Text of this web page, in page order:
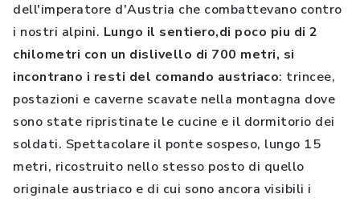
dell'imperatore d'Austria che combattevano contro
i nostri alpini. Lungo il sentiero,di poco piu di 2
chilometri con un dislivello di 700 metri, si
incontrano i resti del comando austriaco: trincee,
postazioni e caverne scavate nella montagna dove
sono state ripristinate le cucine e il dormitorio dei
soldati. Spettacolare il ponte sospeso, lungo 15
metri, ricostruito nello stesso posto di quello
originale austriaco e di cui sono ancora visibili i